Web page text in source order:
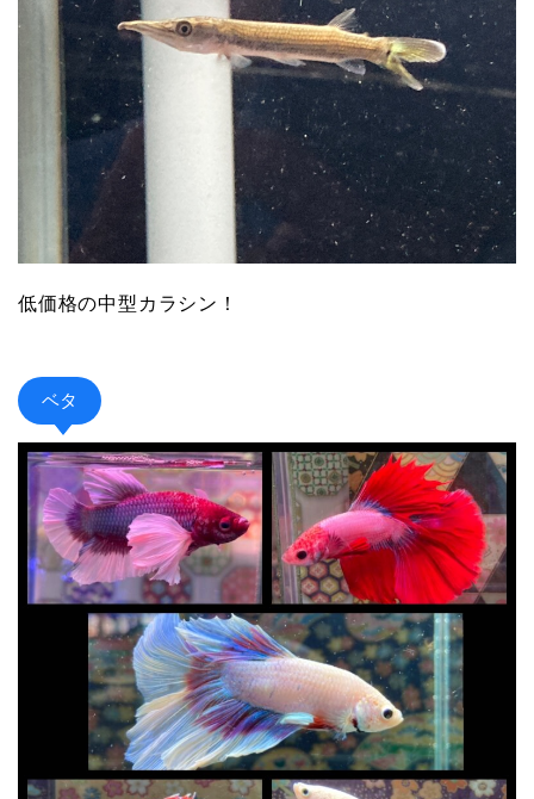
低価格の中型カラシン！
ベタ